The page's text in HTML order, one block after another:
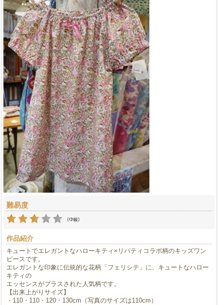
難易度
作品紹介
キュートでエレガントなハローキティ×リバティコラボ柄のキッズワン
ピースです。
エレガントな印象に伝統的な花柄「フェリシテ」に、キュートなハロー
キティの
エッセンスがプラスされた人気柄です。
【出来上がりサイズ】
・110・110・120・130cm（写真のサイズは110cm）